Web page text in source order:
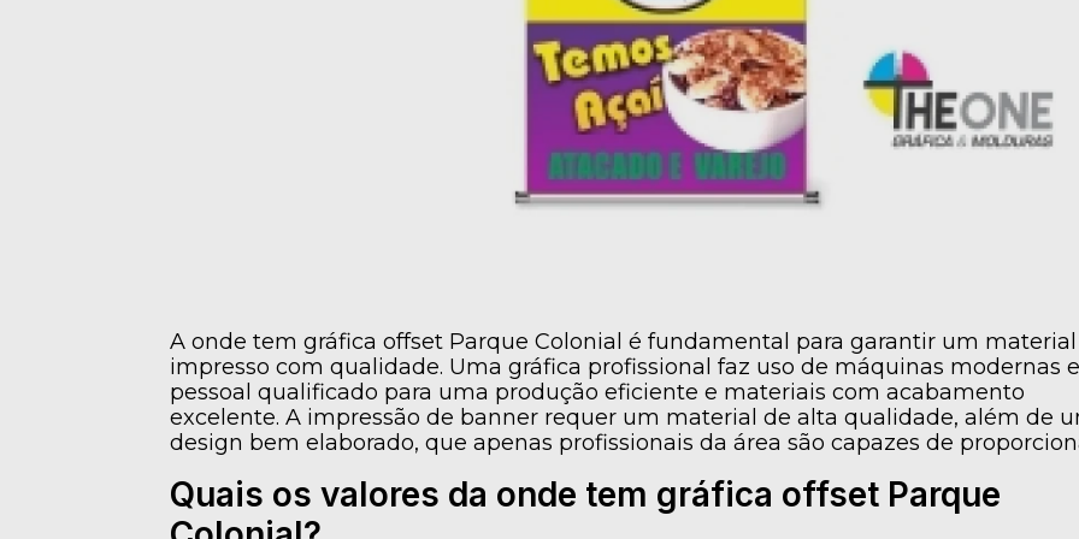
A onde tem gráfica offset Parque Colonial é fundamental para garantir um material
impresso com qualidade. Uma gráfica profissional faz uso de máquinas modernas e
pessoal qualificado para uma produção eficiente e materiais com acabamento
excelente. A impressão de banner requer um material de alta qualidade, além de
design bem elaborado, que apenas profissionais da área são capazes de
Quais os valores da onde tem gráfica offset Parque